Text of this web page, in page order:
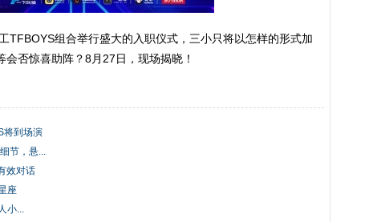
TFBOYS组合举行盛大的入职仪式，三小只将以怎样的形式加
会否惊喜助阵？8月27日，现场揭晓！
将到场演
节，悬...
效对话
座
小...